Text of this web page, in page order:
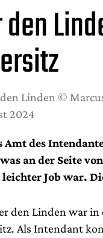
Linden ©
2024
Amt des
an der Seite
Job war.
den Linden war
Als Intendant